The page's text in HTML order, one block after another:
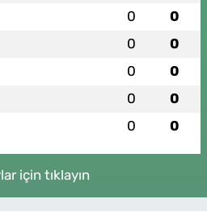
0 0
0 0
0 0
0 0
0 0
için tıklayın